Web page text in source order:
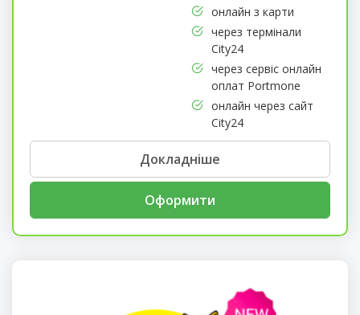
онлайн з карти
через термінали
City24
через сервіс онлайн
оплат Portmone
онлайн через сайт
City24
Докладніше
Оформити